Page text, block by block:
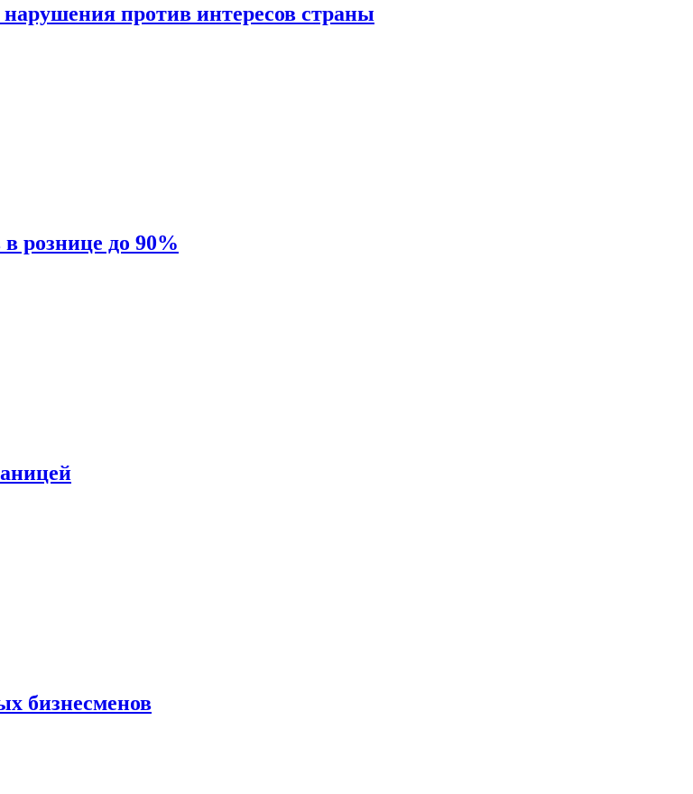
против интересов страны
рознице до 90%
бизнесменов